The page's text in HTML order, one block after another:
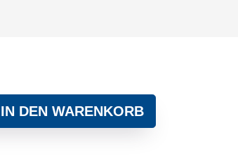
IN DEN WARENKORB